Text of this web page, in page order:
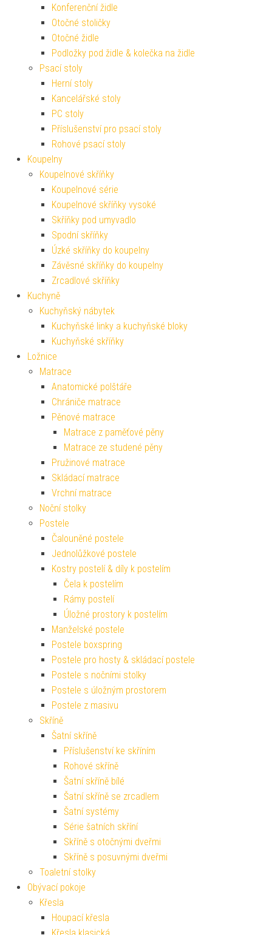
Konferenční židle
Otočné stoličky
Otočné židle
Podložky pod židle & kolečka na židle
Psací stoly
Herní stoly
Kancelářské stoly
PC stoly
Příslušenství pro psací stoly
Rohové psací stoly
Koupelny
Koupelnové skříňky
Koupelnové série
Koupelnové skříňky vysoké
Skříňky pod umyvadlo
Spodní skříňky
Úzké skříňky do koupelny
Závěsné skříňky do koupelny
Zrcadlové skříňky
Kuchyně
Kuchyňský nábytek
Kuchyňské linky a kuchyňské bloky
Kuchyňské skříňky
Ložnice
Matrace
Anatomické polštáře
Chrániče matrace
Pěnové matrace
Matrace z paměťové pěny
Matrace ze studené pěny
Pružinové matrace
Skládací matrace
Vrchní matrace
Noční stolky
Postele
Čalouněné postele
Jednolůžkové postele
Kostry postelí & díly k postelím
Čela k postelím
Rámy postelí
Úložné prostory k postelím
Manželské postele
Postele boxspring
Postele pro hosty & skládací postele
Postele s nočními stolky
Postele s úložným prostorem
Postele z masivu
Skříně
Šatní skříně
Příslušenství ke skříním
Rohové skříně
Šatní skříně bílé
Šatní skříně se zrcadlem
Šatní systémy
Série šatních skříní
Skříně s otočnými dveřmi
Skříně s posuvnými dveřmi
Toaletní stolky
Obývací pokoje
Křesla
Houpací křesla